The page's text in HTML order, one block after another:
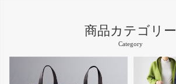
商品カテゴリー
Category